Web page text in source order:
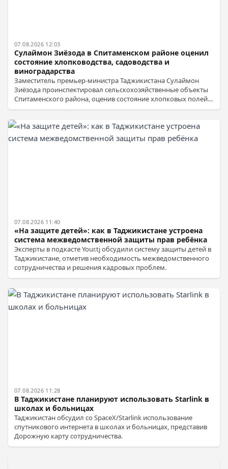
07.08.2026 12:03
Сулаймон Зиёзода в Спитаменском районе оценил
состояние хлопководства, садоводства и
виноградарства
Заместитель премьер-министра Таджикистана Сулаймон
Зиёзода проинспектировал сельскохозяйственные объекты
Спитаменского района, оценив состояние хлопковых полей и
виноградников, а также дал рекомендации по повышению
07.08.2026 11:40
«На защите детей»: как в Таджикистане устроена
система межведомственной защиты прав ребёнка
Эксперты в подкасте Your.tj обсудили систему защиты детей в
Таджикистане, отметив необходимость межведомственного
сотрудничества и решения кадровых проблем.
07.08.2026 11:28
В Таджикистане планируют использовать Starlink в
школах и больницах
Таджикистан обсудил со SpaceX/Starlink использование
спутникового интернета в школах и больницах, представив
Дорожную карту сотрудничества.